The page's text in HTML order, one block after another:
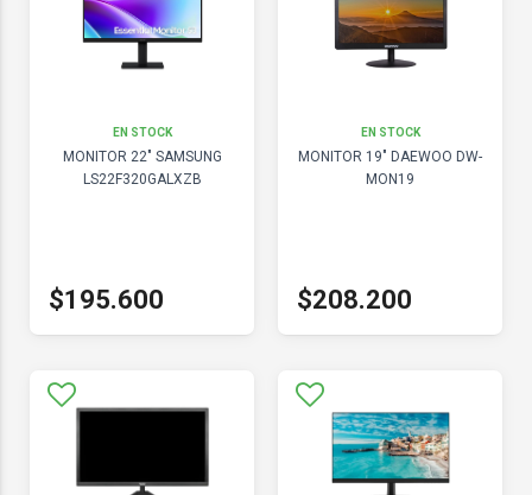
EN STOCK
MONITOR 22" SAMSUNG
LS22F320GALXZB
$195.600
EN STOCK
MONITOR 19" DAEWOO DW-
MON19
$208.200